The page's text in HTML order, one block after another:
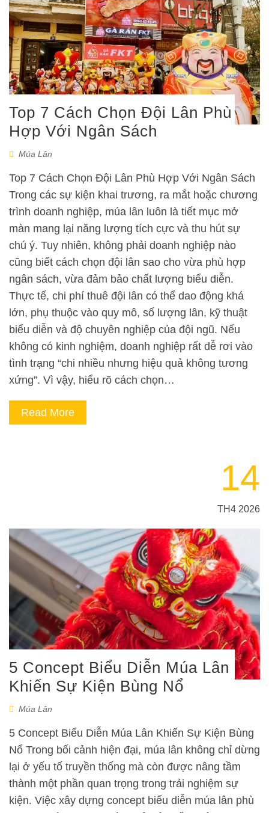
Top 7 Cách Chọn Đội Lân Phù
Hợp Với Ngân Sách
Múa Lân
Top 7 Cách Chọn Đội Lân Phù Hợp Với Ngân Sách
Trong các sự kiện khai trương, ra mắt hoặc chương
trình doanh nghiệp, múa lân luôn là tiết mục mở
màn mang lại năng lượng tích cực và thu hút sự
chú ý. Tuy nhiên, không phải doanh nghiệp nào
cũng biết cách chọn đội lân sao cho vừa phù hợp
ngân sách, vừa đảm bảo chất lượng biểu diễn.
Thực tế, chi phí thuê đội lân có thể dao động khá
lớn, phụ thuộc vào quy mô, số lượng lân, kỹ thuật
biểu diễn và độ chuyên nghiệp của đội ngũ. Nếu
không có kinh nghiệm, doanh nghiệp rất dễ rơi vào
tình trạng “chi nhiều nhưng hiệu quả không tương
xứng”. Vì vậy, hiểu rõ cách chọn…
Read More
14
TH4 2026
5 Concept Biểu Diễn Múa Lân
Khiến Sự Kiện Bùng Nổ
Múa Lân
5 Concept Biểu Diễn Múa Lân Khiến Sự Kiện Bùng
Nổ Trong bối cảnh hiện đại, múa lân không chỉ dừng
lại ở yếu tố truyền thống mà còn được nâng tầm
thành một phần quan trọng trong trải nghiệm sự
kiện. Việc xây dựng concept biểu diễn múa lân phù